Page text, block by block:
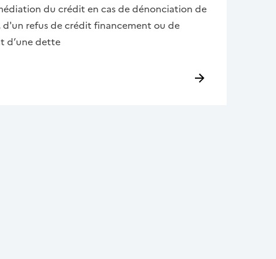
du crédit en cas de dénonciation de
refus de crédit financement ou de
d’une dette